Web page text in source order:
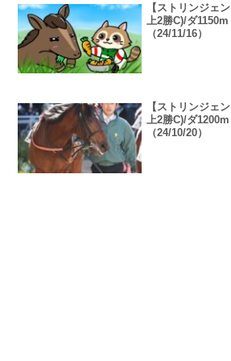
【ストリンジェ
上2勝C)/ダ
（24/11/16）
【ストリンジェ
上2勝C)/ダ
（24/10/20）